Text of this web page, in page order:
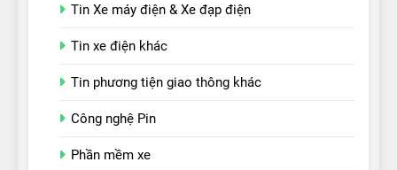
Tin Xe máy điện & Xe đạp điện
Tin xe điện khác
Tin phương tiện giao thông khác
Công nghệ Pin
Phần mềm xe